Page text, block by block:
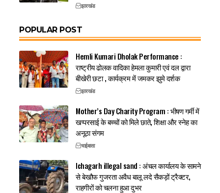
झारखंड
POPULAR POST
Hemli Kumari Dholak Performance :
राष्ट्रीय ढोलक वादिका हेमला कुमारी एवं दल द्वारा
बीखेरी छटा , कार्यक्रम में जमकर झुमे दर्शक
झारखंड
Mother’s Day Charity Program : भीषण गर्मी में
खप्परसाई के बच्चों को मिले छाते, शिक्षा और स्नेह का
अनूठा संगम
चाईबासा
Ichagarh illegal sand : अंचल कार्यालय के सामने
से बेखौफ गुजरता अवैध बालू लदे सैकड़ों ट्रैक्टर,
राहगीरों को चलना हुआ दुभर